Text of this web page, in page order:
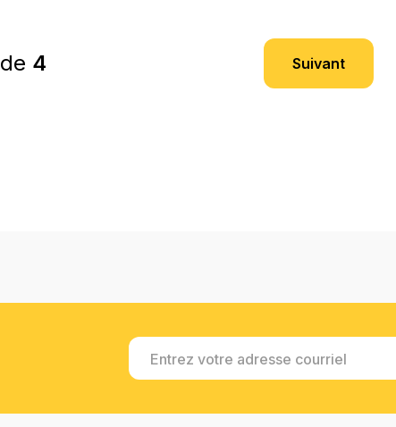
de 4 Suivant
Entrez votre adresse courriel